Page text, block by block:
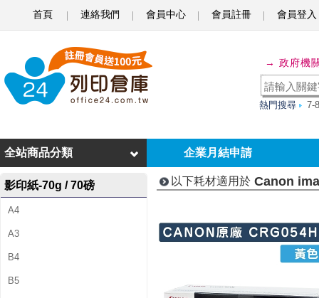
首頁 連絡我們 會員中心 會員註冊 會員登入
n
n
i
m
a
g
→ 政府機
熱門搜尋 7-
企業月結申請
全站商品分類
影印紙-70g / 70磅
A4
A3
B4
B5
以下耗材適用於 Canon